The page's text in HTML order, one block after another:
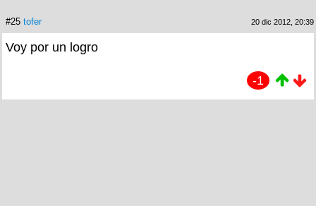
#25 tofer 20 dic 2012, 20:39
Voy por un logro
-1